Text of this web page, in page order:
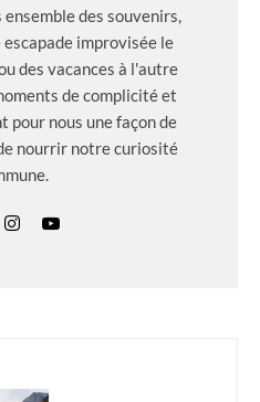
ensemble des souvenirs,
improvisée le
des vacances à l'autre
de complicité et
pour nous une façon de
nourrir notre curiosité